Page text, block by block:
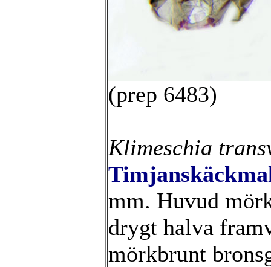
(prep 6483)
Klimeschia
mm. Huvud
drygt halva
mörkbrunt